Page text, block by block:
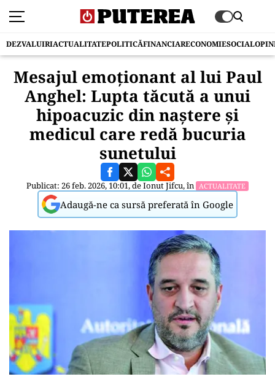
DEZVALUIRIACTUALITATEPOLITICĂFINANCIARECONOMIESOCIAL
Mesajul emoționant al lui Paul
Anghel: Lupta tăcută a unui
hipoacuzic din naștere și
medicul care redă bucuria
sunetului
Publicat: 26 feb. 2026, 10:01, deIonut Jifcu, în ACTUALITATE
Adaugă-ne ca sursă preferată în Google